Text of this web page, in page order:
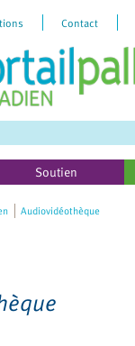
Contact
Soutien
Audiovidéothèque